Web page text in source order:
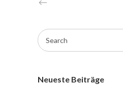
Search
for:
Neueste Beiträge